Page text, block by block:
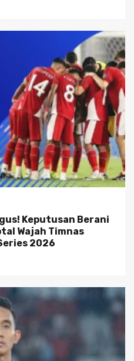
Keputusan Berani
Wajah Timnas
2026